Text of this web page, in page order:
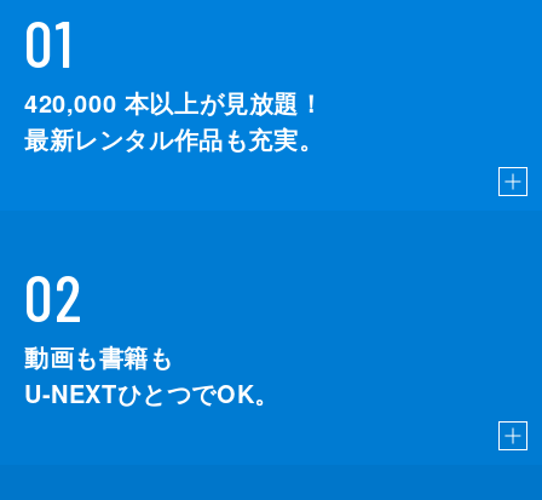
01
420,000 本以上が見放題！
最新レンタル作品も充実。
02
動画も書籍も
U-NEXTひとつでOK。